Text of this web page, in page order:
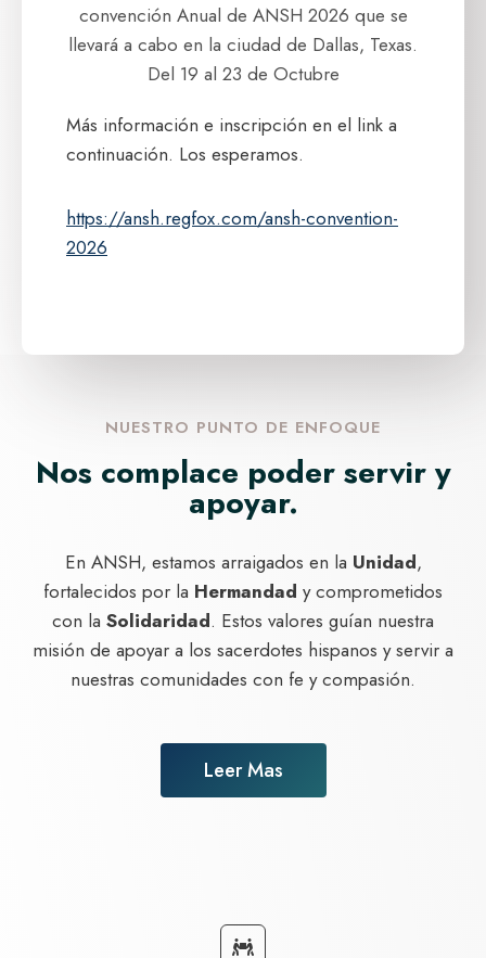
convención Anual de ANSH 2026 que se
llevará a cabo en la ciudad de Dallas, Texas.
Del 19 al 23 de Octubre
Más información e inscripción en el link a
continuación. Los esperamos.
https://ansh.regfox.com/ansh-convention-
2026
NUESTRO PUNTO DE ENFOQUE
Nos complace poder servir y
apoyar.
En ANSH, estamos arraigados en la Unidad,
fortalecidos por la Hermandad y comprometidos
con la Solidaridad. Estos valores guían nuestra
misión de apoyar a los sacerdotes hispanos y servir a
nuestras comunidades con fe y compasión.
Leer Mas